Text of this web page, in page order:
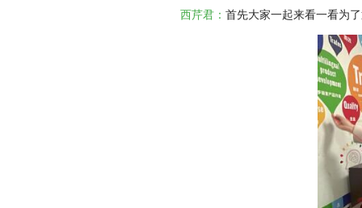
西芹君： 首先大家一起来看一看为